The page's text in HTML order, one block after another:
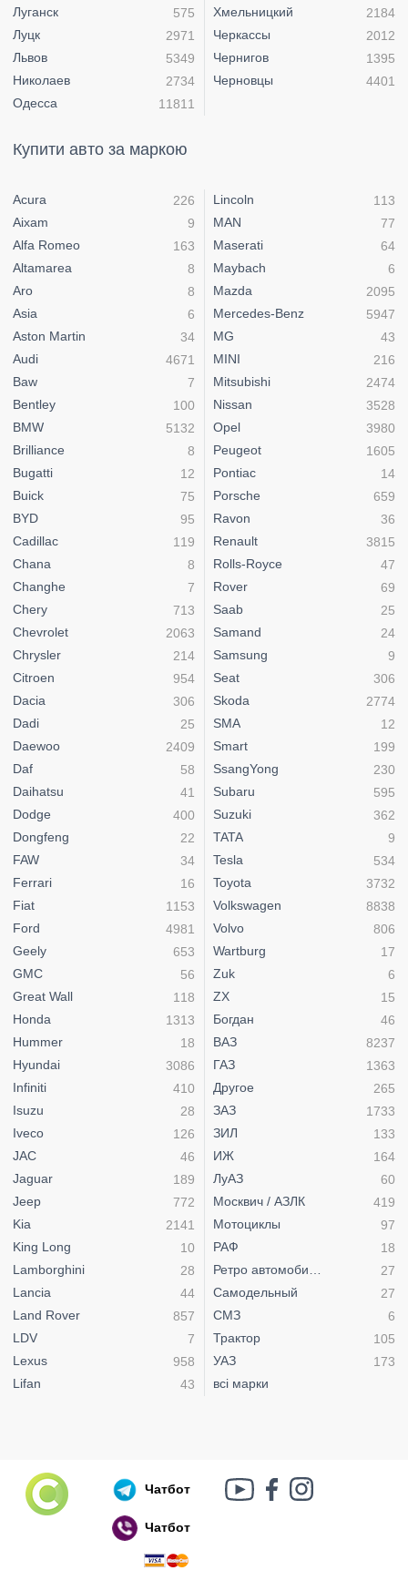
Російський воєнний корабель, іди нах..й!
🇷🇺 🚢 🖕 PS: Таки пішов 🎉
Луганск
575
Луцк
2971
Львов
5349
Николаев
2734
Одесса
11811
Хмельницкий
2184
Черкассы
2012
Чернигов
1395
Черновцы
4401
Купити авто за маркою
Acura
226
Aixam
9
Alfa Romeo
163
Altamarea
8
Aro
8
Asia
6
Aston Martin
34
Audi
4671
Baw
7
Bentley
100
BMW
5132
Brilliance
8
Bugatti
12
Buick
75
BYD
95
Cadillac
119
Chana
8
Changhe
7
Chery
713
Chevrolet
2063
Chrysler
214
Citroen
954
Dacia
306
Dadi
25
Daewoo
2409
Daf
58
Daihatsu
41
Dodge
400
Dongfeng
22
FAW
34
Ferrari
16
Fiat
1153
Ford
4981
Geely
653
GMC
56
Great Wall
118
Honda
1313
Hummer
18
Hyundai
3086
Infiniti
410
Isuzu
28
Iveco
126
JAC
46
Jaguar
189
Jeep
772
Kia
2141
King Long
10
Lamborghini
28
Lancia
44
Land Rover
857
LDV
7
Lexus
958
Lifan
43
Lincoln
113
MAN
77
Maserati
64
Maybach
6
Mazda
2095
Mercedes-Benz
5947
MG
43
MINI
216
Mitsubishi
2474
Nissan
3528
Opel
3980
Peugeot
1605
Pontiac
14
Porsche
659
Ravon
36
Renault
3815
Rolls-Royce
47
Rover
69
Saab
25
Samand
24
Samsung
9
Seat
306
Skoda
2774
SMA
12
Smart
199
SsangYong
230
Subaru
595
Suzuki
362
TATA
9
Tesla
534
Toyota
3732
Volkswagen
8838
Volvo
806
Wartburg
17
Zuk
6
ZX
15
Богдан
46
ВАЗ
8237
ГАЗ
1363
Другое
265
ЗАЗ
1733
ЗИЛ
133
ИЖ
164
ЛуАЗ
60
Москвич / АЗЛК
419
Мотоциклы
97
РАФ
18
Ретро автомобили
27
Самодельный
27
СМЗ
6
Трактор
105
УАЗ
173
всі марки
Чатбот
Чатбот